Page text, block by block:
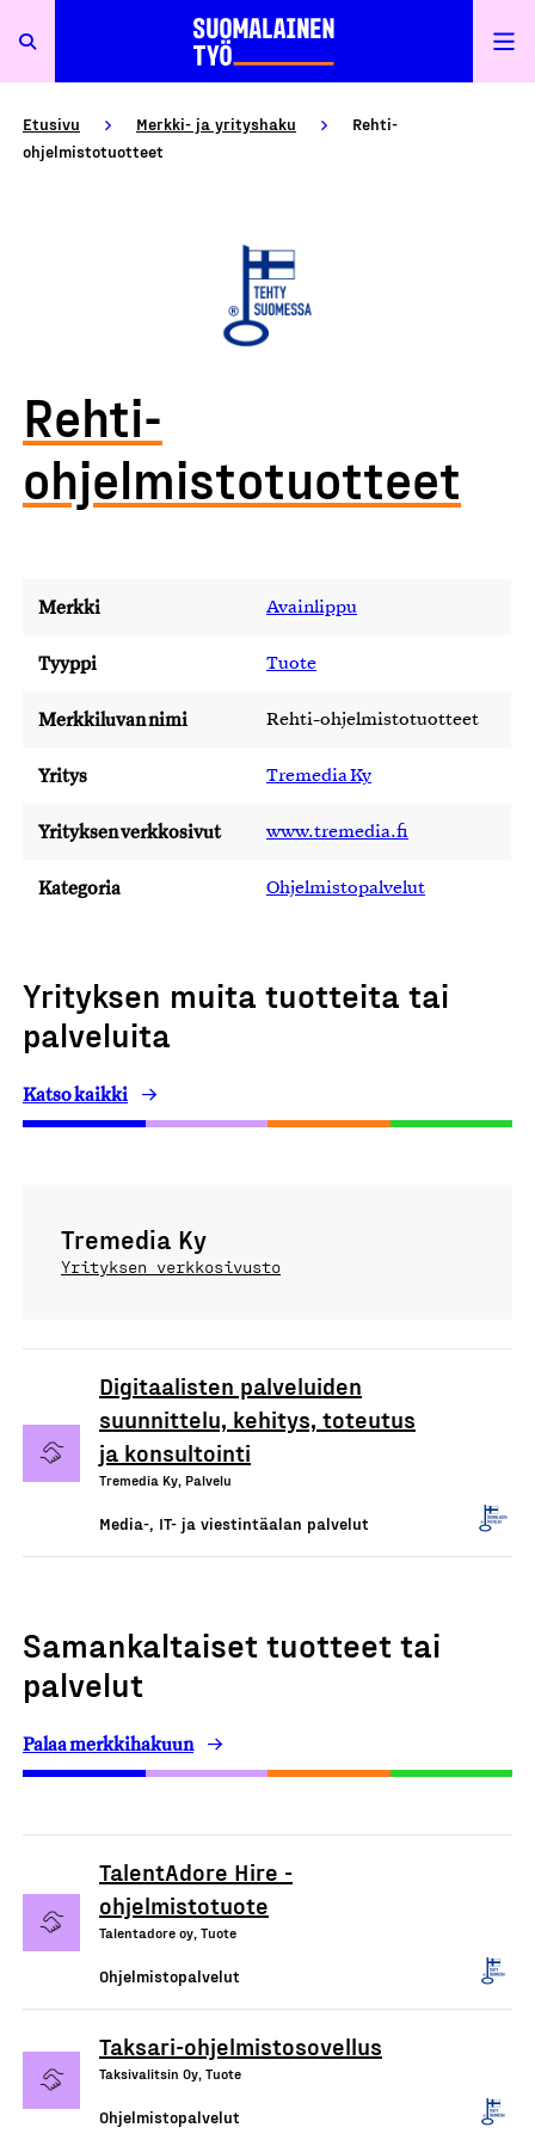
Etusivu Merkki- ja yrityshaku
Rehti-
ohjelmistotuotteet
Rehti-
ohjelmistotuotteet
Merkki Avainlippu
Tyyppi Tuote
Merkkiluvan nimi Rehti-ohjelmistotuotteet
Yritys Tremedia Ky
Yrityksen verkkosivut www.tremedia.fi
Kategoria Ohjelmistopalvelut
Yrityksen muita tuotteita tai
palveluita
Katso kaikki
Tremedia Ky
Yrityksen verkkosivusto
Digitaalisten palveluiden
suunnittelu, kehitys, toteutus
ja konsultointi
Tremedia Ky, Palvelu
Media-, IT- ja viestintäalan palvelut
Samankaltaiset tuotteet tai
palvelut
Palaa merkkihakuun
TalentAdore Hire -
ohjelmistotuote
Talentadore oy, Tuote
Ohjelmistopalvelut
Taksari-ohjelmistosovellus
Taksivalitsin Oy, Tuote
Ohjelmistopalvelut